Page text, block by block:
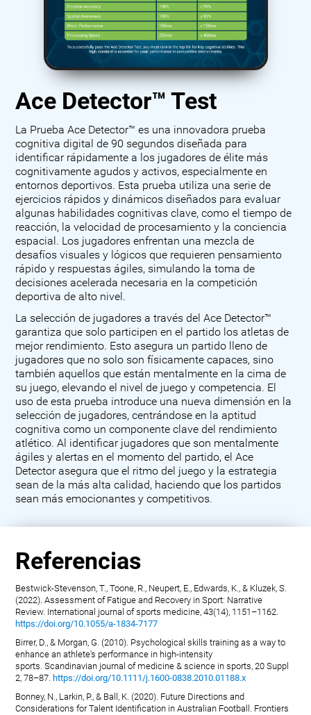
Ace Detector™ Test
La Prueba Ace Detector™ es una innovadora prueba
cognitiva digital de 90 segundos diseñada para
identificar rápidamente a los jugadores de élite más
cognitivamente agudos y activos, especialmente en
entornos deportivos. Esta prueba utiliza una serie de
ejercicios rápidos y dinámicos diseñados para evaluar
algunas habilidades cognitivas clave, como el tiempo de
reacción, la velocidad de procesamiento y la conciencia
espacial. Los jugadores enfrentan una mezcla de
desafíos visuales y lógicos que requieren pensamiento
rápido y respuestas ágiles, simulando la toma de
decisiones acelerada necesaria en la competición
deportiva de alto nivel.
La selección de jugadores a través del Ace Detector™
garantiza que solo participen en el partido los atletas de
mejor rendimiento. Esto asegura un partido lleno de
jugadores que no solo son físicamente capaces, sino
también aquellos que están mentalmente en la cima de
su juego, elevando el nivel de juego y competencia. El
uso de esta prueba introduce una nueva dimensión en la
selección de jugadores, centrándose en la aptitud
cognitiva como un componente clave del rendimiento
atlético. Al identificar jugadores que son mentalmente
ágiles y alertas en el momento del partido, el Ace
Detector asegura que el ritmo del juego y la estrategia
sean de la más alta calidad, haciendo que los partidos
sean más emocionantes y competitivos.
Referencias
Bestwick-Stevenson, T., Toone, R., Neupert, E., Edwards, K., & Kluzek, S.
(2022). Assessment of Fatigue and Recovery in Sport: Narrative
Review. International journal of sports medicine, 43(14), 1151–1162.
https://doi.org/10.1055/a-1834-7177
Birrer, D., & Morgan, G. (2010). Psychological skills training as a way to
enhance an athlete's performance in high-intensity
sports. Scandinavian journal of medicine & science in sports, 20 Suppl
2, 78–87. https://doi.org/10.1111/j.1600-0838.2010.01188.x
Bonney, N., Larkin, P., & Ball, K. (2020). Future Directions and
Considerations for Talent Identification in Australian Football. Frontiers